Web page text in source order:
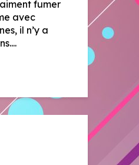
fumer
avec
il n’y a